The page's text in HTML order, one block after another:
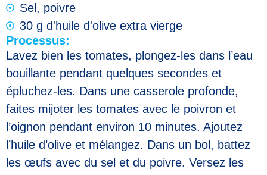
Sel, poivre
30 g d'huile d'olive extra vierge
Processus:
Lavez bien les tomates, plongez-les dans l’eau
bouillante pendant quelques secondes et
épluchez-les. Dans une casserole profonde,
faites mijoter les tomates avec le poivron et
l’oignon pendant environ 10 minutes. Ajoutez
l’huile d’olive et mélangez. Dans un bol, battez
les œufs avec du sel et du poivre. Versez les